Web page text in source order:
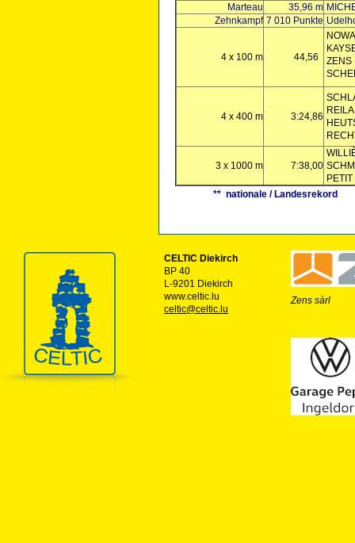
Marteau
35,96 m
Zehnkampf 7 010 Punkte
4 x 100 m 44,56
ZENS
4 x 400 m 3:24,86
3 x 1000 m 7:38,00
PETIT
** nationale / Landesrekord
CELTIC Diekirch
BP 40
L-9201 Diekirch
www.celtic.lu
celtic@celtic.lu
Zens sàrl